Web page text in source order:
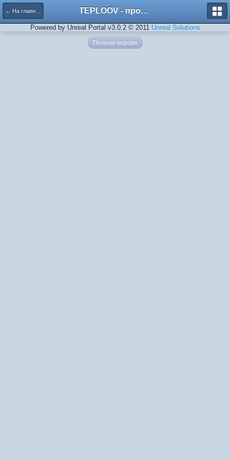
← На главную TEPLOOV - программный комплекс для расчёта систем отопления и вентиляции
Powered by Unreal Portal v3.0.2 © 2011 Unreal Solutions
Полная версия